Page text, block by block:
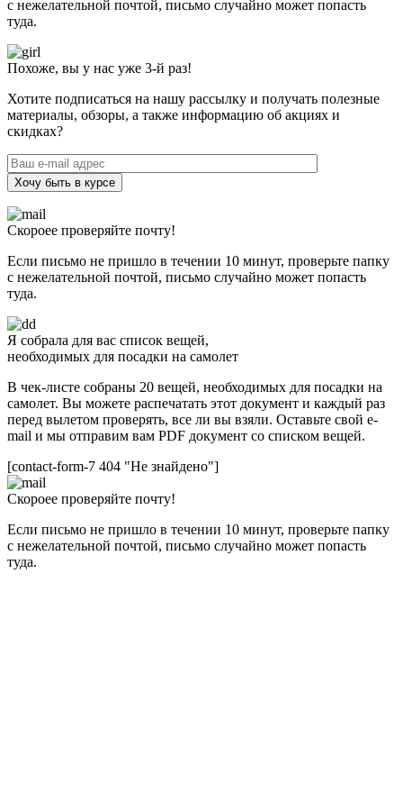
с нежелательной почтой, письмо случайно может попасть
туда.
Похоже, вы у нас уже 3-й раз!
Хотите подписаться на нашу рассылку и получать полезные
материалы, обзоры, а также информацию об акциях и
скидках?
Хочу быть в курсе
Скороее проверяйте почту!
Если письмо не пришло в течении 10 минут, проверьте папку
с нежелательной почтой, письмо случайно может попасть
туда.
Я собрала для вас список вещей,
необходимых для посадки на самолет
В чек-листе собраны 20 вещей, необходимых для посадки на
самолет. Вы можете распечатать этот документ и каждый раз
перед вылетом проверять, все ли вы взяли. Оставьте свой e-
mail и мы отправим вам PDF документ со списком вещей.
[contact-form-7 404 "Не знайдено"]
Скороее проверяйте почту!
Если письмо не пришло в течении 10 минут, проверьте папку
с нежелательной почтой, письмо случайно может попасть
туда.